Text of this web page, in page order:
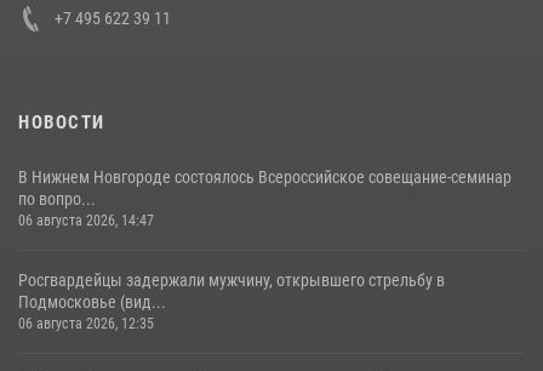
+7 495 622 39 11
НОВОСТИ
В Нижнем Новгороде состоялось Всероссийское совещание-семинар
по вопро...
06 августа 2026, 14:47
Росгвардейцы задержали мужчину, открывшего стрельбу в
Подмосковье (вид...
06 августа 2026, 12:35